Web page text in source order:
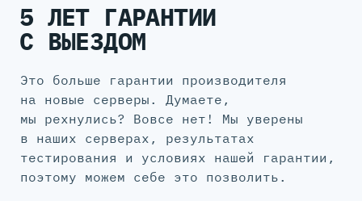
5 ЛЕТ ГАРАНТИИ
С ВЫЕЗДОМ
Это больше гарантии производителя
на новые серверы. Думаете,
мы рехнулись? Вовсе нет! Мы уверены
в наших серверах, результатах
тестирования и условиях нашей гарантии,
поэтому можем себе это позволить.